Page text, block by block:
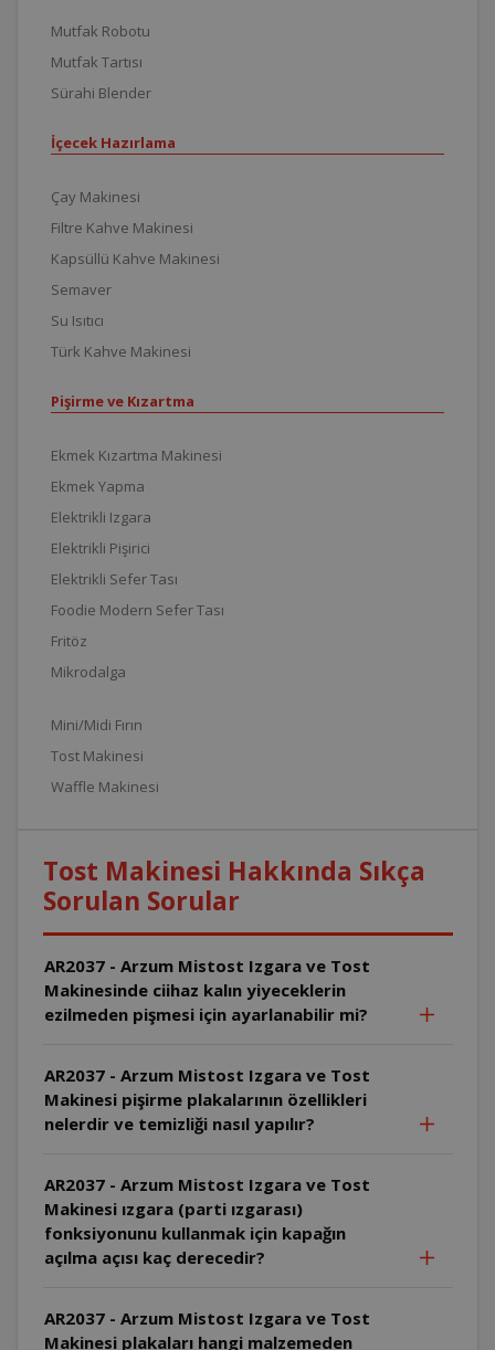
Mutfak Robotu
Mutfak Tartısı
Sürahi Blender
İçecek Hazırlama
Çay Makinesi
Filtre Kahve Makinesi
Kapsüllü Kahve Makinesi
Semaver
Su Isıtıcı
Türk Kahve Makinesi
Pişirme ve Kızartma
Ekmek Kızartma Makinesi
Ekmek Yapma
Elektrikli Izgara
Elektrikli Pişirici
Elektrikli Sefer Tası
Foodie Modern Sefer Tası
Fritöz
Mikrodalga
Mini/Midi Fırın
Tost Makinesi
Waffle Makinesi
Tost Makinesi Hakkında Sıkça
Sorulan Sorular
AR2037 - Arzum Mistost Izgara ve Tost
Makinesinde ciihaz kalın yiyeceklerin
ezilmeden pişmesi için ayarlanabilir mi?
AR2037 - Arzum Mistost Izgara ve Tost
Makinesi pişirme plakalarının özellikleri
nelerdir ve temizliği nasıl yapılır?
AR2037 - Arzum Mistost Izgara ve Tost
Makinesi ızgara (parti ızgarası)
fonksiyonunu kullanmak için kapağın
açılma açısı kaç derecedir?
AR2037 - Arzum Mistost Izgara ve Tost
Makinesi plakaları hangi malzemeden